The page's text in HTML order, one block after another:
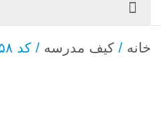
خانه / کیف مدرسه / کد ۹۶۵۸ کوله الکسا